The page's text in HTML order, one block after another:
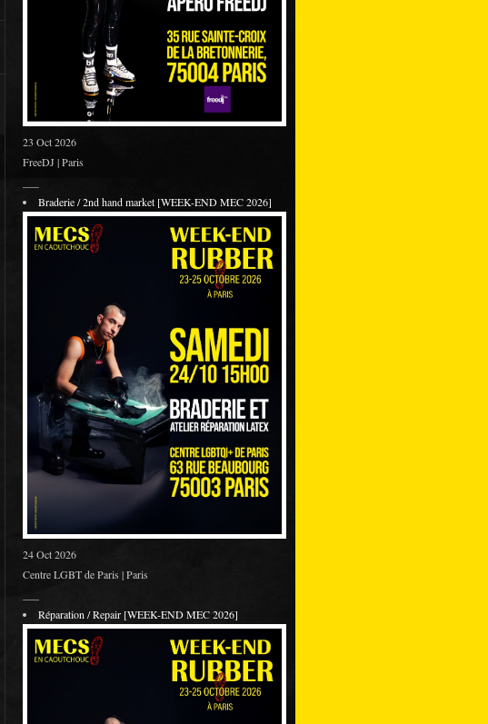
23 Oct 2026
FreeDJ | Paris
Braderie / 2nd hand market [WEEK-END MEC 2026]
24 Oct 2026
Centre LGBT de Paris | Paris
Réparation / Repair [WEEK-END MEC 2026]